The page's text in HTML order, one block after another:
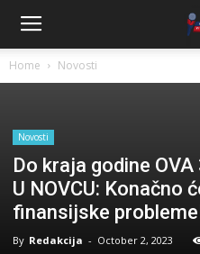
Home Novosti
Novosti
Do kraja godine
U NOVCU: Konačno
finansijske
By Redakcija - October 2, 2023